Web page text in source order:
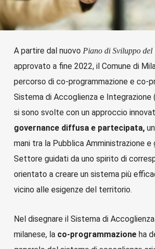
A partire dal nuovo Piano di Sviluppo del
approvato a fine 2022, il Comune di
percorso di co-programmazione e co-
Sistema di Accoglienza e Integrazione
si sono svolte con un approccio
governance diffusa e partecipata,
mani tra la Pubblica Amministrazione
Settore guidati da uno spirito di
orientato a creare un sistema più
vicino alle esigenze del territorio.
Nel disegnare il Sistema di
milanese, la co-programmazioneha